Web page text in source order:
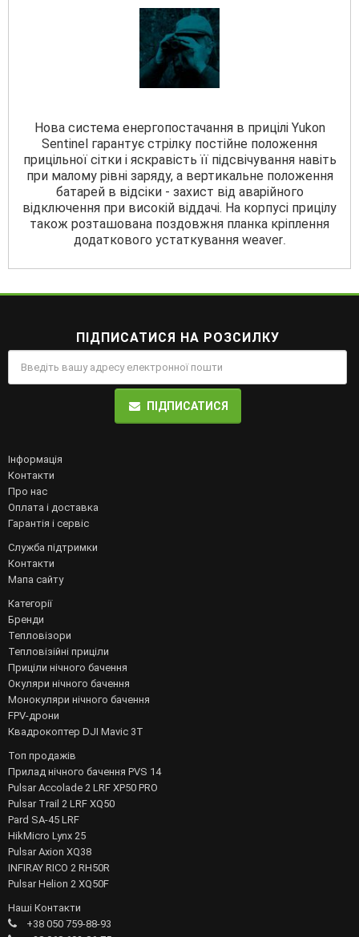
Нова система енергопостачання в прицілі Yukon
Sentinel гарантує стрілку постійне положення
прицільної сітки і яскравість її підсвічування навіть
при малому рівні заряду, а вертикальне положення
батарей в відсіки - захист від аварійного
відключення при високій віддачі. На корпусі прицілу
також розташована поздовжня планка кріплення
додаткового устаткування weaver.
ПІДПИСАТИСЯ НА РОЗСИЛКУ
ПІДПИСАТИСЯ
Інформація
Контакти
Про нас
Оплата і доставка
Гарантія і сервіс
Служба підтримки
Контакти
Мапа сайту
Категорії
Бренди
Тепловізори
Тепловізійні приціли
Приціли нічного бачення
Окуляри нічного бачення
Монокуляри нічного бачення
FPV-дрони
Квадрокоптер DJI Mavic 3T
Топ продажів
Прилад нічного бачення PVS 14
Pulsar Accolade 2 LRF XP50 PRO
Pulsar Trail 2 LRF XQ50
Pard SA-45 LRF
HikMicro Lynx 25
Pulsar Axion XQ38
INFIRAY RICO 2 RH50R
Pulsar Helion 2 XQ50F
Наші Контакти
+38 050 759-88-93